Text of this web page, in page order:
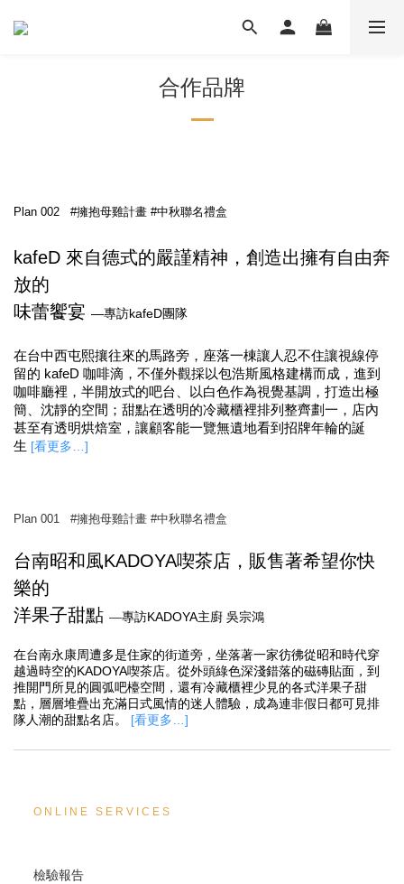
合作品牌
Plan 002 #擁抱母雞計畫 #中秋聯名禮盒
kafeD 來自德式的嚴謹精神，創造出擁有自由奔
放的
味蕾饗宴 —專訪kafeD團隊
在台中西屯熙攘往來的馬路旁，座落一棟讓人忍不住讓視線停
留的 kafeD 咖啡滴，不僅外觀採以包浩斯風格建構而成，進到
咖啡廳裡，半開放式的吧台、以白色作為視覺基調，打造出極
簡、沈靜的空間；甜點在透明的冷藏櫃裡排列整齊劃一，店內
甚至有透明烘焙室，讓顧客能一覽無遺地看到招牌年輪的誕
生 [看更多…]
Plan 001 #擁抱母雞計畫 #中秋聯名禮盒
台南昭和風KADOYA喫茶店，販售著希望你快
樂的
洋果子甜點 —專訪KADOYA主廚 吳宗鴻
在台南永康周遭多是住家的街道旁，坐落著一家彷彿從昭和時代穿
越過時空的KADOYA喫茶店。從外頭綠色深淺錯落的磁磚貼面，到
推開門所見的圓弧吧檯空間，還有冷藏櫃裡少見的各式洋果子甜
點，層層堆疊出充滿日式風情的迷人體驗，成為連非假日都可見排
隊人潮的甜點名店。
[看更多…]
ONLINE SERVICES
檢驗報告